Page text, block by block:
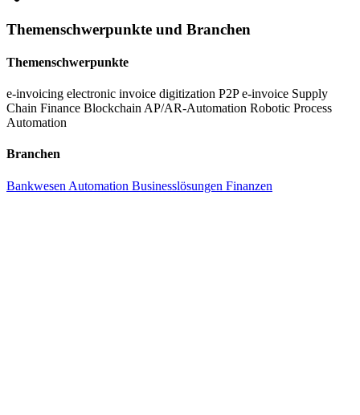
Themenschwerpunkte und Branchen
Themenschwerpunkte
e-invoicing electronic invoice digitization P2Pe-invoice Supply
Chain Finance Blockchain AP/AR-Automation Robotic Process
Automation
Branchen
Bankwesen Automation Businesslösungen Finanzen